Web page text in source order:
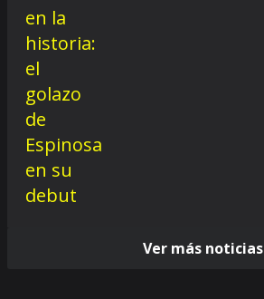
Ver más noticias